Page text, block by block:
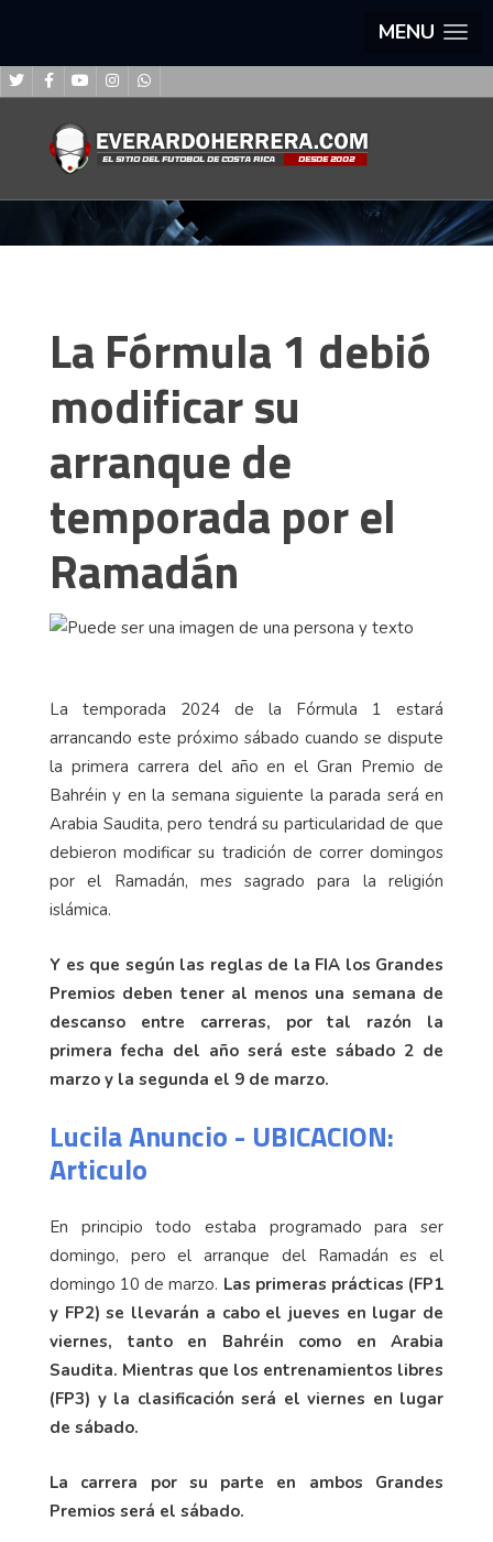
MENU
La Fórmula 1 debió
modificar su
arranque de
temporada por el
Ramadán
La temporada 2024 de la Fórmula 1 estará
arrancando este próximo sábado cuando se dispute
la primera carrera del año en el Gran Premio de
Bahréin y en la semana siguiente la parada será en
Arabia Saudita, pero tendrá su particularidad de que
debieron modificar su tradición de correr domingos
por el Ramadán, mes sagrado para la religión
islámica.
Y es que según las reglas de la FIA los Grandes
Premios deben tener al menos una semana de
descanso entre carreras, por tal razón la
primera fecha del año será este sábado 2 de
marzo y la segunda el 9 de marzo.
Lucila Anuncio - UBICACION:
Articulo
En principio todo estaba programado para ser
domingo, pero el arranque del Ramadán es el
domingo 10 de marzo. Las primeras prácticas (FP1
y FP2) se llevarán a cabo el jueves en lugar de
viernes, tanto en Bahréin como en Arabia
Saudita. Mientras que los entrenamientos libres
(FP3) y la clasificación será el viernes en lugar
de sábado.
La carrera por su parte en ambos Grandes
Premios será el sábado.